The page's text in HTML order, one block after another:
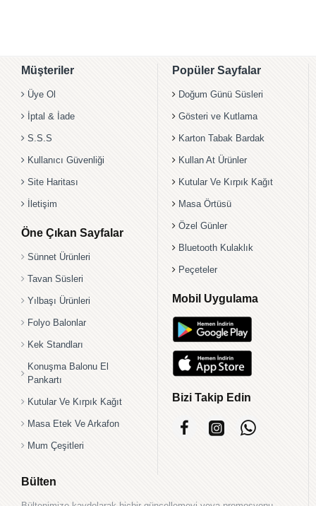
Müşteriler
Üye Ol
İptal & İade
S.S.S
Kullanıcı Güvenliği
Site Haritası
İletişim
Öne Çıkan Sayfalar
Sünnet Ürünleri
Tavan Süsleri
Yılbaşı Ürünleri
Folyo Balonlar
Kek Standları
Konuşma Balonu El
Pankartı
Kutular Ve Kırpık Kağıt
Masa Etek Ve Arkafon
Mum Çeşitleri
Popüler Sayfalar
Doğum Günü Süsleri
Gösteri ve Kutlama
Karton Tabak Bardak
Kullan At Ürünler
Kutular Ve Kırpık Kağıt
Masa Örtüsü
Özel Günler
Bluetooth Kulaklık
Peçeteler
Mobil Uygulama
Bizi Takip Edin
Bülten